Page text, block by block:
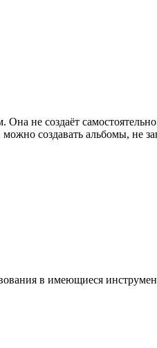
не создаёт
создавать альбомы, не
в имеющиеся